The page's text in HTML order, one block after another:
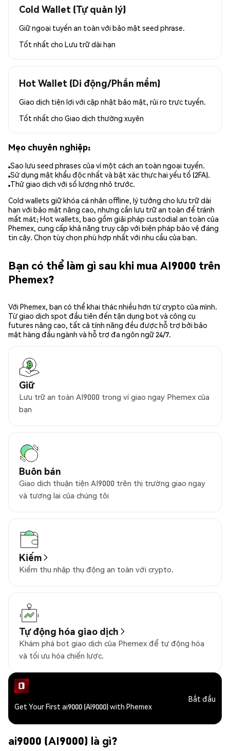
Cold Wallet (Tự quản lý)
Giữ ngoại tuyến an toàn với bảo mật seed phrase.
Tốt nhất cho Lưu trữ dài hạn
Hot Wallet (Di động/Phần mềm)
Giao dịch tiện lợi với cập nhật bảo mật, rủi ro trực tuyến.
Tốt nhất cho Giao dịch thường xuyên
Mẹo chuyên nghiệp:
Sao lưu seed phrases của ví một cách an toàn ngoại tuyến.
Sử dụng mật khẩu độc nhất và bật xác thực hai yếu tố (2FA).
Thử giao dịch với số lượng nhỏ trước.
Cold wallets giữ khóa cá nhân offline, lý tưởng cho lưu trữ dài
hạn với bảo mật nâng cao, nhưng cần lưu trữ an toàn để tránh
mất mát; Hot wallets, bao gồm giải pháp custodial an toàn của
Phemex, cung cấp khả năng truy cập với biện pháp bảo vệ đáng
tin cậy. Chọn tùy chọn phù hợp nhất với nhu cầu của bạn.
Bạn có thể làm gì sau khi mua AI9000 trên
Phemex?
Với Phemex, bạn có thể khai thác nhiều hơn từ crypto của mình.
Từ giao dịch spot đầu tiên đến tận dụng bot và công cụ
futures nâng cao, tất cả tính năng đều được hỗ trợ bởi bảo
mật hàng đầu ngành và hỗ trợ đa ngôn ngữ 24/7.
Giữ
Lưu trữ an toàn AI9000 trong ví giao ngay Phemex của
bạn
Buôn bán
Giao dịch thuận tiện AI9000 trên thị trường giao ngay
và tương lai của chúng tôi
Kiếm
Kiếm thu nhập thụ động an toàn với crypto.
Tự động hóa giao dịch
Khám phá bot giao dịch của Phemex để tự động hóa
và tối ưu hóa chiến lược.
Get Your First ai9000 (AI9000) with Phemex
Bắt đầu
ai9000 (AI9000) là gì?